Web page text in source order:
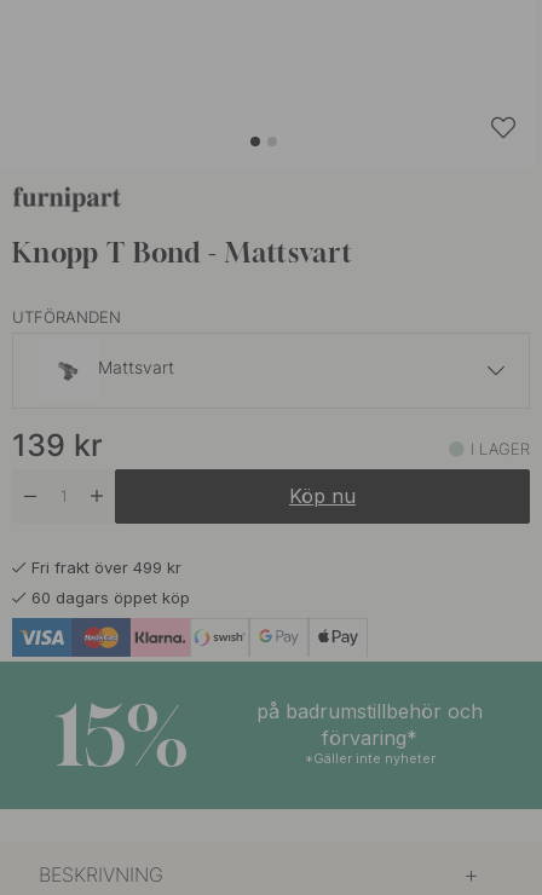
Knopp T Bond - Mattsvart
UTFÖRANDEN
Mattsvart
Borstad Mässing I lager
I lager
Borstad Mässing
139 kr I LAGER
Köp nu
Fri frakt över 499 kr
60 dagars öppet köp
15%
på badrumstillbehör och
förvaring*
*Gäller inte nyheter
BESKRIVNING